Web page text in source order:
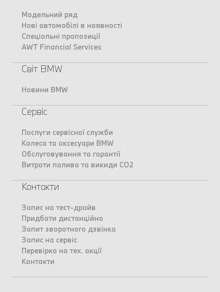
Модельний ряд
Нові автомобілі в наявності
Спеціальні пропозиції
AWT Financial Services
Світ BMW
Новини BMW
Сервіс
Послуги сервісної служби
Колеса та аксесуари BMW
Обслуговування та гарантії
Витрати палива та викиди CO2
Контакти
Запис на тест-драйв
Придбати дистанційно
Запит зворотного дзвінка
Запис на сервіс
Перевірка на тех. акції
Контакти